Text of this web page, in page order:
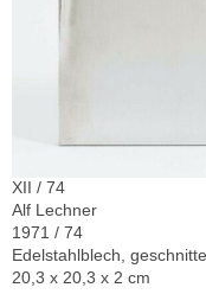
XII / 74
Alf Lechner
1971 / 74
Edelstahlblech,
20,3 x 20,3 x 2 cm